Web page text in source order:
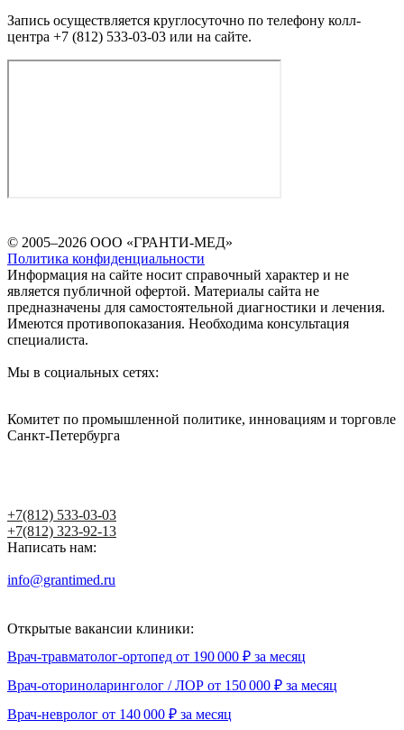
Запись осуществляется круглосуточно по телефону колл-
центра +7 (812) 533-03-03 или на сайте.
© 2005–2026 ООО «ГРАНТИ-МЕД»
Политика конфиденциальности
Информация на сайте носит справочный характер и не
является публичной офертой. Материалы сайта не
предназначены для самостоятельной диагностики и лечения.
Имеются противопоказания. Необходима консультация
специалиста.
Мы в социальных сетях:
Комитет по промышленной политике, инновациям и торговле
Санкт-Петербурга
+7(812) 533-03-03
+7(812) 323-92-13
Написать нам:
info@grantimed.ru
Открытые вакансии клиники:
Врач-травматолог-ортопед от 190 000 ₽ за месяц
Врач-оториноларинголог / ЛОР от 150 000 ₽ за месяц
Врач-невролог от 140 000 ₽ за месяц